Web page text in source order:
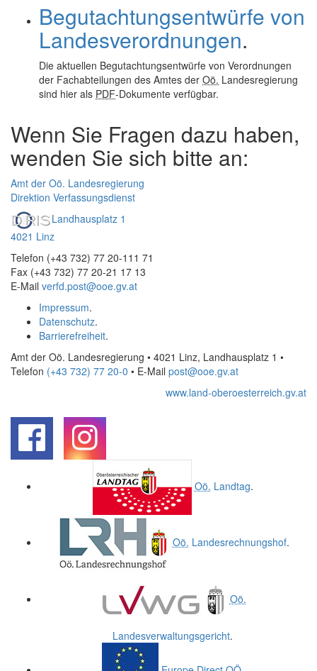
Begutachtungsentwürfe von
Landesverordnungen.
Die aktuellen Begutachtungsentwürfe von Verordnungen
der Fachabteilungen des Amtes der Oö. Landesregierung
sind hier als PDF-Dokumente verfügbar.
Wenn Sie Fragen dazu haben,
wenden Sie sich bitte an:
Amt der Oö. Landesregierung
Direktion Verfassungsdienst
Landhausplatz 1
4021 Linz
Telefon (+43 732) 77 20-111 71
Fax (+43 732) 77 20-21 17 13
E-Mail verfd.post@ooe.gv.at
Impressum.
Datenschutz.
Barrierefreiheit.
Amt der Oö. Landesregierung • 4021 Linz, Landhausplatz 1 •
Telefon (+43 732) 77 20-0 • E-Mail post@ooe.gv.at
www.land-oberoesterreich.gv.at
Oö. Landtag.
Oö. Landesrechnungshof.
Oö.
Landesverwaltungsgericht.